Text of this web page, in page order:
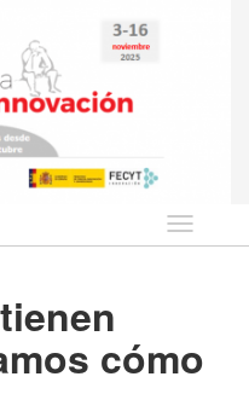
Idioma
cómo